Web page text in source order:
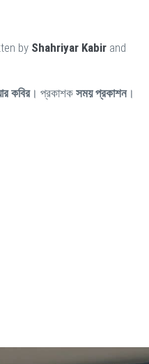
by Shahriyar Kabir and
কবির। প্রকাশক সময় প্রকাশন।